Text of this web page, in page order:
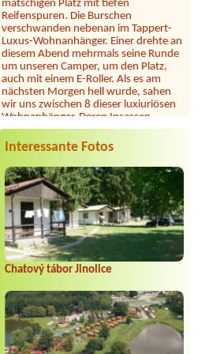
Reifenspuren. Die Burschen
verschwanden nebenan im Tappert-
Luxus-Wohnanhänger. Einer drehte an
diesem Abend mehrmals seine Runde
um unseren Camper, um den Platz,
auch mit einem E-Roller. Als es am
nächsten Morgen hell wurde, sahen
wir uns zwischen 8 dieser luxiuriösen
Wohnanhänger. Deren Insassen
mutmaßlich eine südosteuropäische
Großfamilie, wenn auch mit deutschen
Kennzeichen. Der Oberpascha drehte
alles. Ringsum packten alle Gäste ihre
Wohnmobile schnell zusammen und
verschwanden. Wir auch!
Julia *****
Dieser Campingplatz ist wunderschön
gelegen direkt am See mit großer
Liegewiese und tollem Seezugang. Die
Sanitäranlagen sind sehr großzügig und
Feuerkörbe und Stockbrot am Strand
... unsere Kinder und auch wir
Erwachsene waren begeistert! Hier
fühlt man sich jederzeit willkommen,
wir können diesen Platz nur wärmstens
Interessante Fotos
Chatový tábor Jinolice